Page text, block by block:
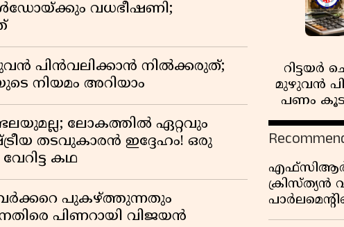
വധഭീഷണി;
പിൻവലിക്കാൻ നിൽക്കരുത്;
നിയമം അറിയാം
ലോകത്തിൽ ഏറ്റവും
തടവുകാരൻ ഇദ്ദേഹം! ഒരു
കഥ
പുകഴ്ത്തുന്നതും
പിണറായി വിജയൻ
മുഴുവൻ
പണം
ക്രിസ്ത്യൻ
യഥാർത്ഥ